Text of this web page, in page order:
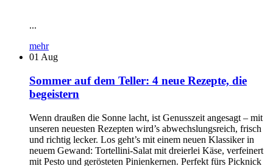
...
mehr
01 Aug
Sommer auf dem Teller: 4 neue Rezepte, die
begeistern
Wenn draußen die Sonne lacht, ist Genusszeit angesagt – mit
unseren neuesten Rezepten wird’s abwechslungsreich, frisch
und richtig lecker. Los geht’s mit einem neuen Klassiker in
neuem Gewand: Tortellini-Salat mit dreierlei Käse, verfeinert
mit Pesto und gerösteten Pinienkernen. Perfekt fürs Picknick